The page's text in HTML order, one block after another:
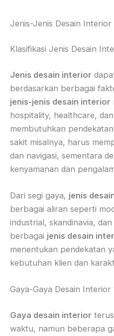
Jenis-Jenis Desain Interior
Klasifikasi Jenis Desain
Jenis desain interior
berdasarkan berbagai
jenis-jenis desain interior
hospitality, healthcare,
membutuhkan
sakit misalnya, harus
dan navigasi, sementara
kenyamanan dan
Dari segi gaya, jenis
berbagai aliran seperti
industrial, skandinavia,
berbagai jenis desain
menentukan pendekatan
kebutuhan klien dan
Gaya-Gaya Desain
Gaya desain interior
waktu, namun beberapa